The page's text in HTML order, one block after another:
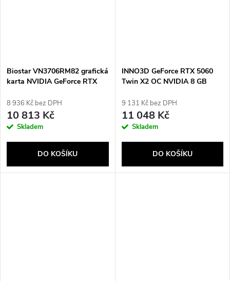
Biostar VN3706RM82 grafická
karta NVIDIA GeForce RTX
8 936 Kč bez DPH
10 813 Kč
Skladem
DO KOŠÍKU
INNO3D GeForce RTX 5060
Twin X2 OC NVIDIA 8 GB
9 131 Kč bez DPH
11 048 Kč
Skladem
DO KOŠÍKU